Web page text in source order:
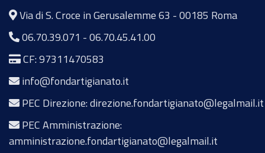
Via di S. Croce in Gerusalemme 63 - 00185 Roma
06.70.39.071 -06.70.45.41.00
CF: 97311470583
info@fondartigianato.it
PEC Direzione: direzione.fondartigianato@legalmail.it
PEC Amministrazione:
amministrazione.fondartigianato@legalmail.it